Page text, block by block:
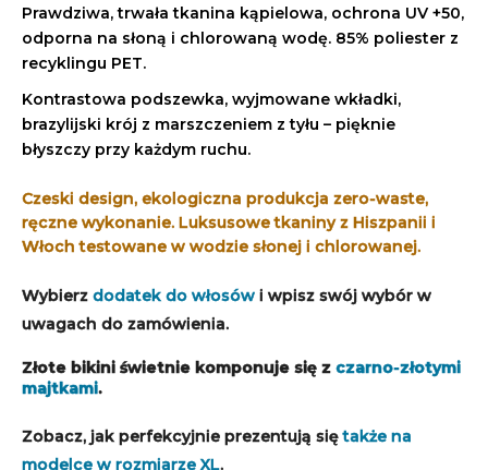
Prawdziwa, trwała tkanina kąpielowa, ochrona UV +50,
odporna na słoną i chlorowaną wodę. 85% poliester z
recyklingu PET.
Kontrastowa podszewka, wyjmowane wkładki,
brazylijski krój z marszczeniem z tyłu – pięknie
błyszczy przy każdym ruchu.
Czeski design, ekologiczna produkcja zero-waste,
ręczne wykonanie. Luksusowe tkaniny z Hiszpanii i
Włoch testowane w wodzie słonej i chlorowanej.
Wybierz dodatek do włosów i wpisz swój wybór w
uwagach do zamówienia.
Złote bikini świetnie komponuje się z czarno-złotymi
majtkami.
Zobacz, jak perfekcyjnie prezentują siętakże na
modelce w rozmiarze XL.